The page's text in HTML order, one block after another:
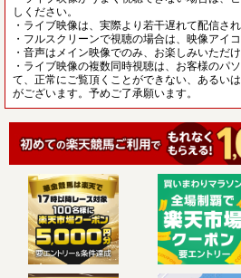
しください。
・ライブ映像は、実際より若干遅れて配信され
・フルスクリーンで視聴の場合は、映像アイ
・音声はメイン映像でのみ、お楽しみいただけ
・ライブ映像の複数同時視聴は、お客様のパ
て、正常にご覧頂くことができない、あるい
がございます。予めご了承願います。